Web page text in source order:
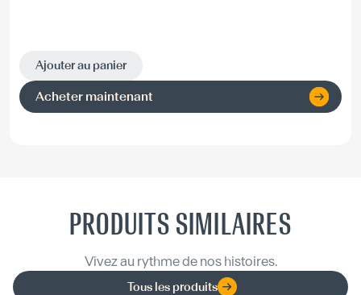
Ajouter au panier
Acheter maintenant
PRODUITS SIMILAIRES
Vivez au rythme de nos histoires.
Tous les produits